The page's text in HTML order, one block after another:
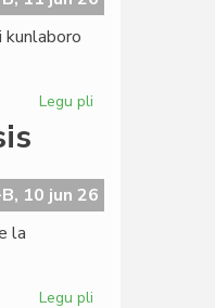
Legu pli
en
Svislando
10 jun 26
la
Legu pli